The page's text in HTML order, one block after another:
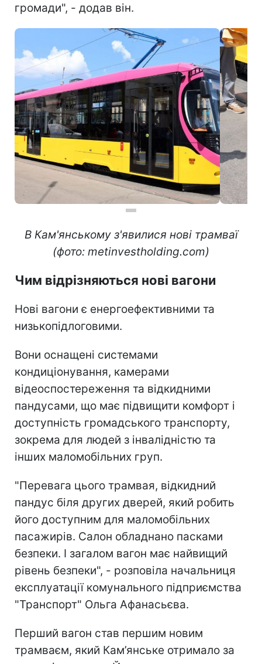
громади", - додав він.
В Кам'янському з'явилися нові трамваї
(фото: metinvestholding.com)
Чим відрізняються нові вагони
Нові вагони є енергоефективними та
низькопідлоговими.
Вони оснащені системами
кондиціонування, камерами
відеоспостереження та відкидними
пандусами, що має підвищити комфорт і
доступність громадського транспорту,
зокрема для людей з інвалідністю та
інших маломобільних груп.
"Перевага цього трамвая, відкидний
пандус біля других дверей, який робить
його доступним для маломобільних
пасажирів. Салон обладнано пасками
безпеки. І загалом вагон має найвищий
рівень безпеки", - розповіла начальниця
експлуатації комунального підприємства
"Транспорт" Ольга Афанасьєва.
Перший вагон став першим новим
трамваєм, який Кам’янське отримало за